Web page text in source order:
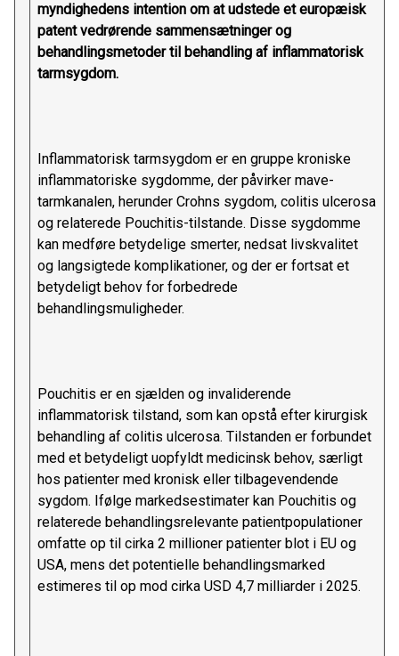
myndighedens intention om at udstede et europæisk
patent vedrørende sammensætninger og
behandlingsmetoder til behandling af inflammatorisk
tarmsygdom.
Inflammatorisk tarmsygdom er en gruppe kroniske
inflammatoriske sygdomme, der påvirker mave-
tarmkanalen, herunder Crohns sygdom, colitis ulcerosa
og relaterede Pouchitis-tilstande. Disse sygdomme
kan medføre betydelige smerter, nedsat livskvalitet
og langsigtede komplikationer, og der er fortsat et
betydeligt behov for forbedrede
behandlingsmuligheder.
Pouchitis er en sjælden og invaliderende
inflammatorisk tilstand, som kan opstå efter kirurgisk
behandling af colitis ulcerosa. Tilstanden er forbundet
med et betydeligt uopfyldt medicinsk behov, særligt
hos patienter med kronisk eller tilbagevendende
sygdom. Ifølge markedsestimater kan Pouchitis og
relaterede behandlingsrelevante patientpopulationer
omfatte op til cirka 2 millioner patienter blot i EU og
USA, mens det potentielle behandlingsmarked
estimeres til op mod cirka USD 4,7 milliarder i 2025.